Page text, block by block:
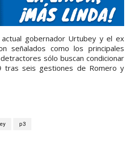
gobernador Urtubey y el ex
señalados como los principales
sólo buscan condicionar
tras seis gestiones de Romero y
p3